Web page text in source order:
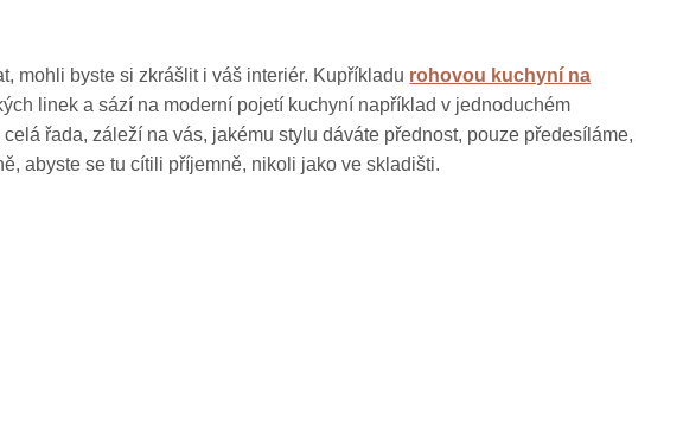
mohli byste si zkrášlit i váš interiér. Kupříkladu rohovou kuchyní na
linek a sází na moderní pojetí kuchyní například v jednoduchém
řada, záleží na vás, jakému stylu dáváte přednost, pouze předesíláme,
abyste se tu cítili příjemně, nikoli jako ve skladišti.